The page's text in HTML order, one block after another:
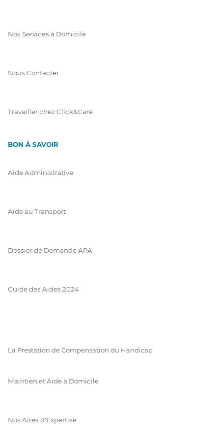
Nos Services à Domicile
Nous Contacter
Travailler chez Click&Care
BON À SAVOIR
Aide Administrative
Aide au Transport
Dossier de Demande APA
Guide des Aides 2024
La Prestation de Compensation du Handicap
Maintien et Aide à Domicile
Nos Aires d'Expertise